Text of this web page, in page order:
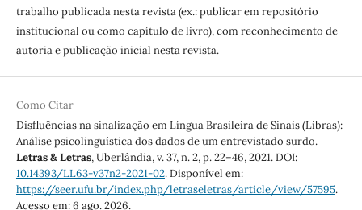
trabalho publicada nesta revista (ex.: publicar em repositório
institucional ou como capítulo de livro), com reconhecimento de
autoria e publicação inicial nesta revista.
Como Citar
Disfluências na sinalização em Língua Brasileira de Sinais (Libras):
Análise psicolinguística dos dados de um entrevistado surdo.
Letras & Letras, Uberlândia, v. 37, n. 2, p. 22–46, 2021. DOI:
10.14393/LL63-v37n2-2021-02. Disponível em:
https://seer.ufu.br/index.php/letraseletras/article/view/57595.
Acesso em: 6 ago. 2026.